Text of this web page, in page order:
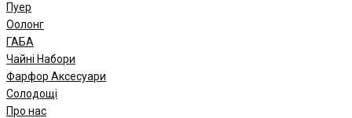
Пуер
Oолонг
ГАБА
Чайні Набори
Фарфор Аксесуари
Солодощі
Про нас